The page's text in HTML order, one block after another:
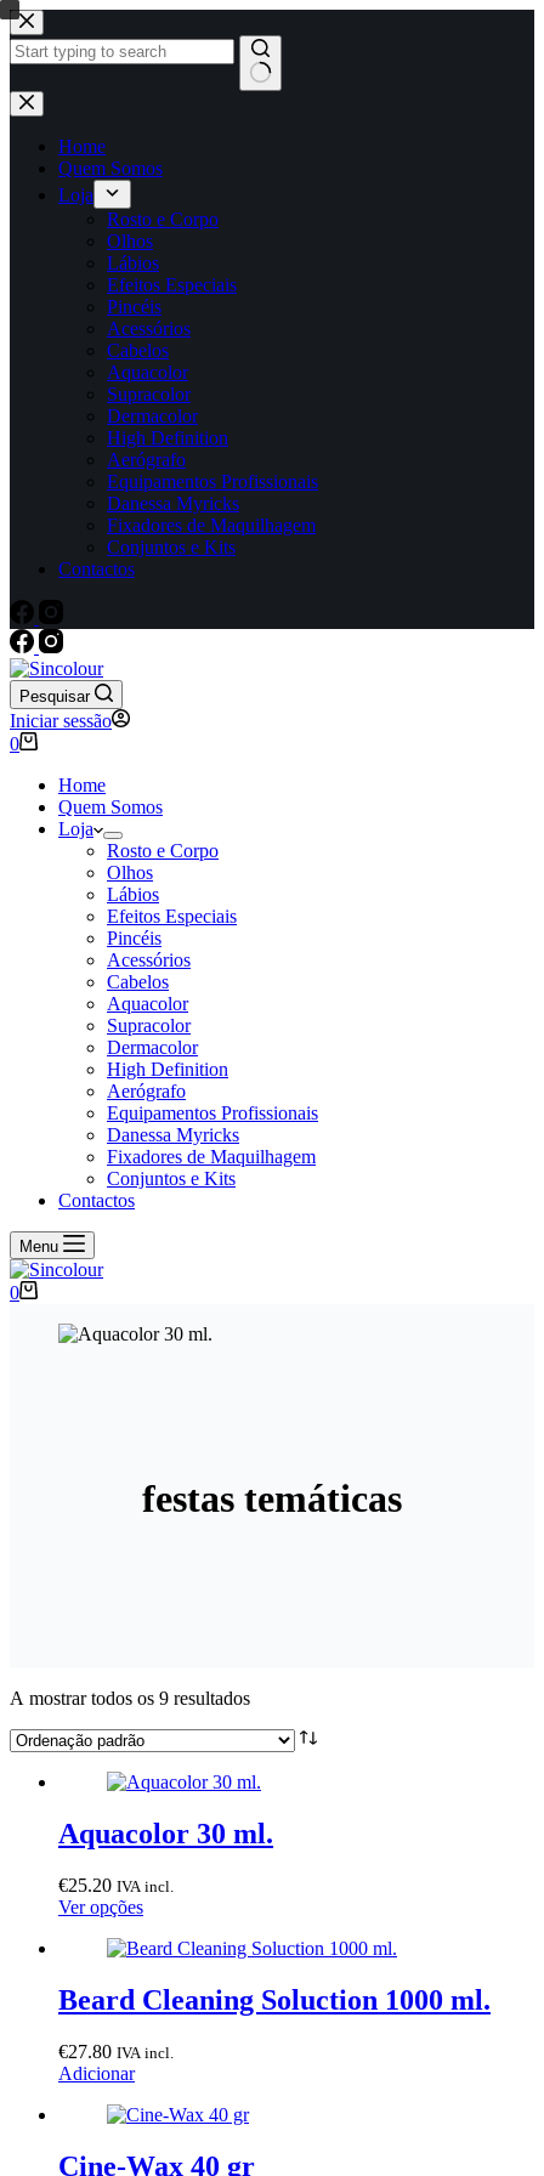
Pular
para
o
Sem
resultados
Home
Quem Somos
Loja
Rosto e Corpo
Olhos
Lábios
Efeitos Especiais
Pincéis
Acessórios
Cabelos
Aquacolor
Supracolor
Dermacolor
High Definition
Aerógrafo
Equipamentos Profissionais
Danessa Myricks
Fixadores de Maquilhagem
Conjuntos e Kits
Contactos
Pesquisar
Iniciar sessão
Carrinho
compras
0
Home
Quem Somos
Loja
Rosto e Corpo
Olhos
Lábios
Efeitos Especiais
Pincéis
Acessórios
Cabelos
Aquacolor
Supracolor
Dermacolor
High Definition
Aerógrafo
Equipamentos Profissionais
Danessa Myricks
Fixadores de Maquilhagem
Conjuntos e Kits
Contactos
Menu
Carrinho
compras
0
festas temáticas
A mostrar todos os 9 resultados
Aquacolor 30 ml.
€25.20 IVA incl.
Ver opçõesThis
has
variants.
The
may
on
product
Beard Cleaning Soluction 1000 ml.
€27.80 IVA incl.
Adicionar
Cine-Wax 40 gr